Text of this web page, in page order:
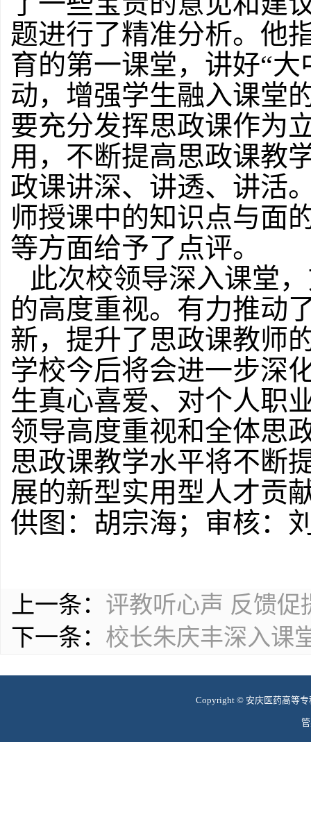
题进行了精准分析。他
育的第一课堂，讲好“
动，增强学生融入课堂
要充分发挥思政课作为
用，不断提高思政课教
政课讲深、讲透、讲活
师授课中的知识点与面
等方面给予了点评。
此次校领导深入课堂
的高度重视。有力推动
新，提升了思政课教师
学校今后将会进一步深
生真心喜爱、对个人职
领导高度重视和全体思
思政课教学水平将不断
展的新型实用型人才贡
供图：胡宗海；审核：
上一条： 评教听心声 反馈促
下一条： 校长朱庆丰深入课
Copyright © 安庆医药高等